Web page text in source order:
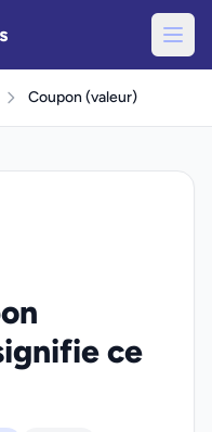
Coupon (valeur)
ce